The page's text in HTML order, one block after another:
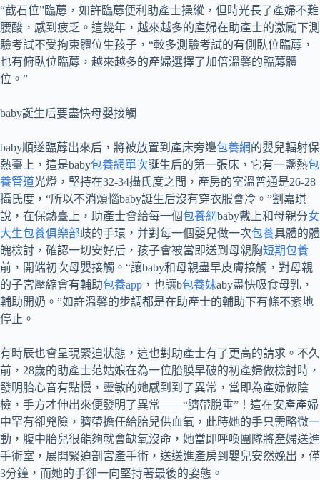
“截石位”臨蓐，如許臨蓐便利助產士操縱，但時光長了產婦不難
腰酸，感到疲乏。這幾年，越來越多的產婦在助產士的激勵下測
驗考試不受拘束體位生孩子，“較多測驗考試的有側臥位臨蓐，
也有俯臥位臨蓐，越來越多的產婦選擇了加倍溫馨的臨蓐體
位。”
baby誕生后要盡快母嬰接觸
baby順遂臨蓐出來后，將被放置到產床旁邊包養網的嬰兒輻射保
熱臺上，這是baby包養網單次誕生后的第一張床，它有一盞熱包
養管道光燈，堅持在32-34攝氏度之間，產房的室溫普通是26-28
攝氏度，“所以不消煩惱baby誕生后沒有穿衣服會冷。”劉嘉琪
說，在保熱臺上，助產士會給每一個包養網baby戴上和母親分女
大生包養俱樂部歧的手環，并對每一個嬰兒做一次包養具體的體
魄檢討，確認一切安好后，孩子會被當即送到母親胸短期包養
前，開端初次母嬰接觸。“讓baby和母親盡早皮膚接觸，對母親
的子宮壓縮會有輔助包養app ，也讓b包養妹aby盡快吸食母乳，
輔助開奶。”如許溫馨的步調都是在助產士的輔助下有條不紊地
停止。
有時辰也會呈現緊迫狀態，這也對助產士有了更高的請求。不久
前，28歲的助產士范姑娘在為一位胎膜早破的初產婦做檢討時，
發明胎心音有點慢，靈敏的她感到到了異常，當即為產婦做陰
檢，手方才伸出來便發明了異常——“臍帶脫垂”！這在安產產婦
中罕有卻兇險，臍帶擔任給胎兒供血氧，此時她的手只需略微一
動，腹中胎兒很能夠就會缺氧沒命，她當即呼喚團隊將產婦送進
手術室，展開緊迫剖宮產手術，送送進產房到嬰兒安然娩出，僅
3分鐘，而她的手卻一向堅持著最後的姿態。